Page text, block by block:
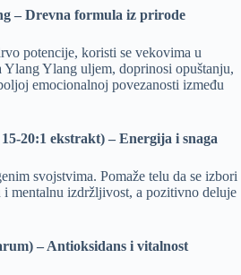
– Drevna formula iz prirode
potencije, koristi se vekovima u
Ylang uljem, doprinosi opuštanju,
emocionalnoj povezanosti između
20:1 ekstrakt) – Energija i snaga
svojstvima. Pomaže telu da se izbori
i mentalnu izdržljivost, a pozitivno deluje
– Antioksidans i vitalnost